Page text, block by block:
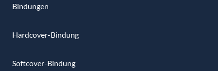
Bindungen
Hardcover-Bindung
Softcover-Bindung